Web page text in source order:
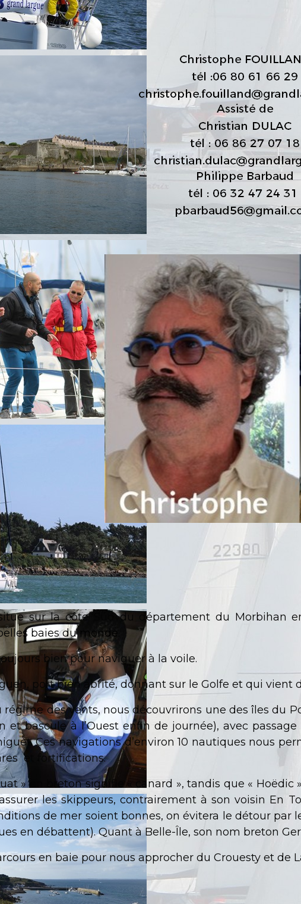
sur la côte Sud du département du Morbihan
baies du monde.
bien pour naviguer à la voile.
port bien abrité, donnant sur le Golfe et qui vient
des vents, nous découvrirons une des îles du
et bascule à l’Ouest enfin de journée), avec
Ces navigations d’environ 10 nautiques nous
et fortifications.
» en breton signifie « canard », tandis que « Hoëdic
les skippeurs, contrairement à son voisin En
de mer soient bonnes, on évitera le détour
en débattent). Quant à Belle-Île, son nom breton
en baie pour nous approcher du Crouesty et de